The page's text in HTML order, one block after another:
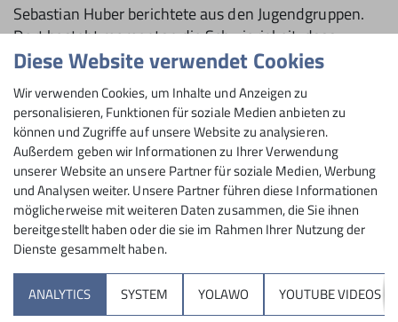
Sebastian Huber berichtete aus den Jugendgruppen.
Dort besteht momentan die Schwierigkeit, dass
dringend neue Jugendleiter benötigt werden. Seit
Jugendleiter nach Ende der Schulzeit Tuttlingen in
Richtung Studium verlassen. „Wir brauchen
permanent Nachschub, das ist mühsam“, führte
Sebastian Huber aus. Aktuell gäbe es zwar zwei neue
Anwärter, doch ohne die Mithilfe von Eltern könnten
die Gruppen momentan nicht geleitet werden.
An kletterbegeisterten Kindern und Jugendlichen
mangelt es indes nicht: Die Warteliste insbesondere
bei den Kletterzwergen ist lang.
Diese Website verwendet Cookies
Wir verwenden Cookies, um Inhalte und Anzeigen zu
personalisieren, Funktionen für soziale Medien anbieten zu
können und Zugriffe auf unsere Website zu analysieren.
Außerdem geben wir Informationen zu Ihrer Verwendung
unserer Website an unsere Partner für soziale Medien, Werbung
und Analysen weiter. Unsere Partner führen diese Informationen
möglicherweise mit weiteren Daten zusammen, die Sie ihnen
bereitgestellt haben oder die sie im Rahmen Ihrer Nutzung der
Dienste gesammelt haben.
ANALYTICS SYSTEM YOLAWO YOUTUBE VIDEOS